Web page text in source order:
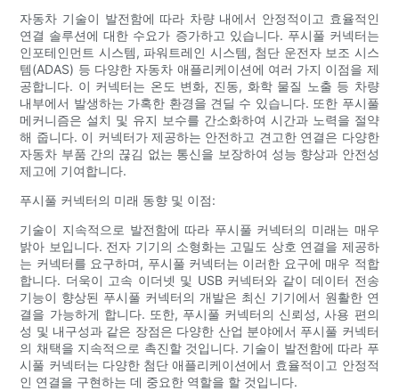
자동차 기술이 발전함에 따라 차량 내에서 안정적이고 효율적인
연결 솔루션에 대한 수요가 증가하고 있습니다. 푸시풀 커넥터는
인포테인먼트 시스템, 파워트레인 시스템, 첨단 운전자 보조 시스
템(ADAS) 등 다양한 자동차 애플리케이션에 여러 가지 이점을 제
공합니다. 이 커넥터는 온도 변화, 진동, 화학 물질 노출 등 차량
내부에서 발생하는 가혹한 환경을 견딜 수 있습니다. 또한 푸시풀
메커니즘은 설치 및 유지 보수를 간소화하여 시간과 노력을 절약
해 줍니다. 이 커넥터가 제공하는 안전하고 견고한 연결은 다양한
자동차 부품 간의 끊김 없는 통신을 보장하여 성능 향상과 안전성
제고에 기여합니다.
푸시풀 커넥터의 미래 동향 및 이점:
기술이 지속적으로 발전함에 따라 푸시풀 커넥터의 미래는 매우
밝아 보입니다. 전자 기기의 소형화는 고밀도 상호 연결을 제공하
는 커넥터를 요구하며, 푸시풀 커넥터는 이러한 요구에 매우 적합
합니다. 더욱이 고속 이더넷 및 USB 커넥터와 같이 데이터 전송
기능이 향상된 푸시풀 커넥터의 개발은 최신 기기에서 원활한 연
결을 가능하게 합니다. 또한, 푸시풀 커넥터의 신뢰성, 사용 편의
성 및 내구성과 같은 장점은 다양한 산업 분야에서 푸시풀 커넥터
의 채택을 지속적으로 촉진할 것입니다. 기술이 발전함에 따라 푸
시풀 커넥터는 다양한 첨단 애플리케이션에서 효율적이고 안정적
인 연결을 구현하는 데 중요한 역할을 할 것입니다.